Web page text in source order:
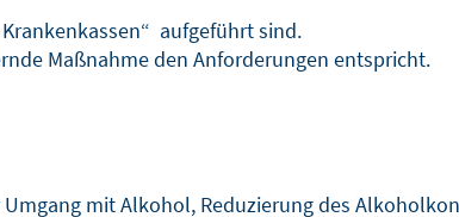
aufgeführt sind.
Maßnahme den Anforderungen entspricht.
mit Alkohol, Reduzierung des